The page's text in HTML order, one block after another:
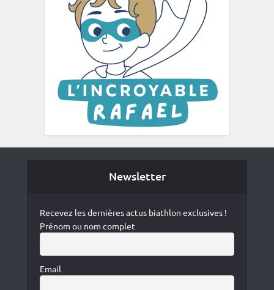
Newsletter
Recevez les dernières actus biathlon exclusives !
Prénom ou nom complet
Email